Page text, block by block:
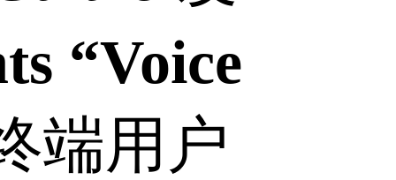
“Voice
端用户